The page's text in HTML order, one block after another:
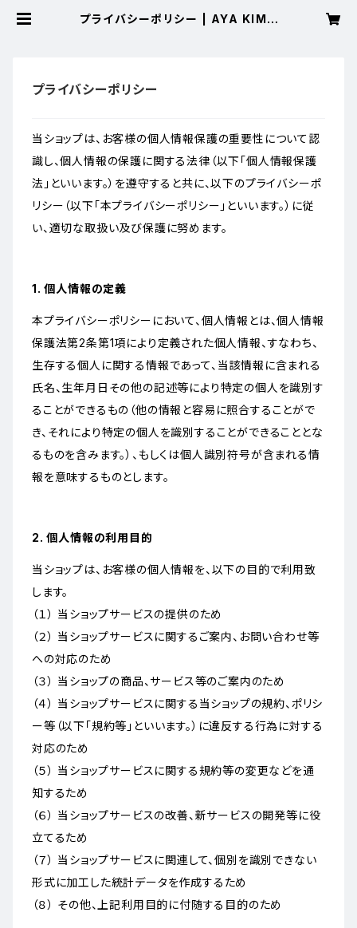
プライバシーポリシー | AYA KIMO
プライバシーポリシー
当ショップは、お客様の個人情報保護の重要性について認
識し、個人情報の保護に関する法律（以下「個人情報保護
法」といいます。）を遵守すると共に、以下のプライバシーポ
リシー（以下「本プライバシーポリシー」といいます。）に従
い、適切な取扱い及び保護に努めます。
1. 個人情報の定義
本プライバシーポリシーにおいて、個人情報とは、個人情報
保護法第2条第1項により定義された個人情報、すなわち、
生存する個人に関する情報であって、当該情報に含まれる
氏名、生年月日その他の記述等により特定の個人を識別す
ることができるもの（他の情報と容易に照合することがで
き、それにより特定の個人を識別することができることとな
るものを含みます。）、もしくは個人識別符号が含まれる情
報を意味するものとします。
2. 個人情報の利用目的
当ショップは、お客様の個人情報を、以下の目的で利用致
します。
（１） 当ショップサービスの提供のため
（２） 当ショップサービスに関するご案内、お問い合わせ等
への対応のため
（３） 当ショップの商品、サービス等のご案内のため
（４） 当ショップサービスに関する当ショップの規約、ポリシ
ー等（以下「規約等」といいます。）に違反する行為に対する
対応のため
（５） 当ショップサービスに関する規約等の変更などを通
知するため
（６） 当ショップサービスの改善、新サービスの開発等に役
立てるため
（７） 当ショップサービスに関連して、個別を識別できない
形式に加工した統計データを作成するため
（８） その他、上記利用目的に付随する目的のため